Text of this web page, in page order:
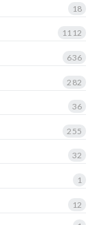
18
1112
636
282
36
255
32
1
12